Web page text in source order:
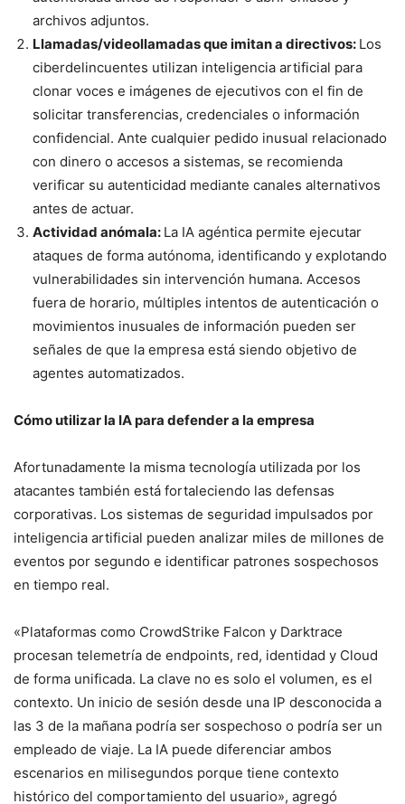
archivos adjuntos.
Llamadas/videollamadas que imitan a directivos: Los
ciberdelincuentes utilizan inteligencia artificial para
clonar voces e imágenes de ejecutivos con el fin de
solicitar transferencias, credenciales o información
confidencial. Ante cualquier pedido inusual relacionado
con dinero o accesos a sistemas, se recomienda
verificar su autenticidad mediante canales alternativos
antes de actuar.
Actividad anómala: La IA agéntica permite ejecutar
ataques de forma autónoma, identificando y explotando
vulnerabilidades sin intervención humana. Accesos
fuera de horario, múltiples intentos de autenticación o
movimientos inusuales de información pueden ser
señales de que la empresa está siendo objetivo de
agentes automatizados.
Cómo utilizar la IA para defender a la empresa
Afortunadamente la misma tecnología utilizada por los
atacantes también está fortaleciendo las defensas
corporativas. Los sistemas de seguridad impulsados por
inteligencia artificial pueden analizar miles de millones de
eventos por segundo e identificar patrones sospechosos
en tiempo real.
«Plataformas como CrowdStrike Falcon y Darktrace
procesan telemetría de endpoints, red, identidad y Cloud
de forma unificada. La clave no es solo el volumen, es el
contexto. Un inicio de sesión desde una IP desconocida a
las 3 de la mañana podría ser sospechoso o podría ser un
empleado de viaje. La IA puede diferenciar ambos
escenarios en milisegundos porque tiene contexto
histórico del comportamiento del usuario», agregó